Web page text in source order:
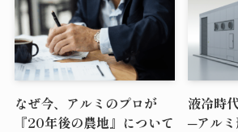
なぜ今、アルミのプロが
『20年後の農地』について
液冷時
─アル